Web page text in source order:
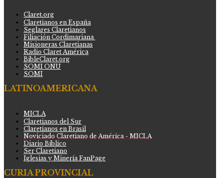
Claret.org
Claretianos en España
Seglares Claretianos
Filiación Cordimariana
Misioneras Claretianas
Radio Claret América
BibleClaret.org
SOMI ONU
SOMI
LATINOAMERICANA
MICLA
Claretianos del Sur
Claretianos en Brasil
Noviciado Claretiano de América - MICLA
Diario Bíblico
Ser Claretiano
Iglesias y Minería FanPage
CURIA PROVINCIAL